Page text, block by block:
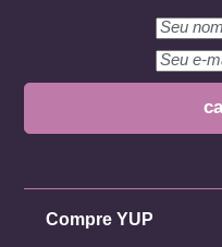
Compre YUP